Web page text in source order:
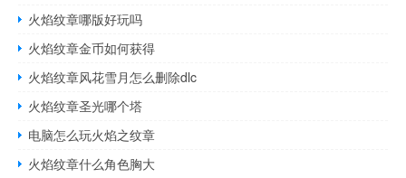
火焰纹章哪版好玩吗
火焰纹章金币如何获得
火焰纹章风花雪月怎么删除dlc
火焰纹章圣光哪个塔
电脑怎么玩火焰之纹章
火焰纹章什么角色胸大